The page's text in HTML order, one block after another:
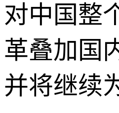
对中国整
革叠加国
并将继续